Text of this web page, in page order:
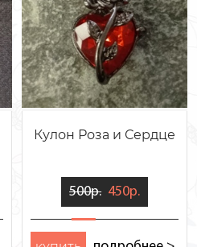
Кулон Роза и Сердце
500р. 450р.